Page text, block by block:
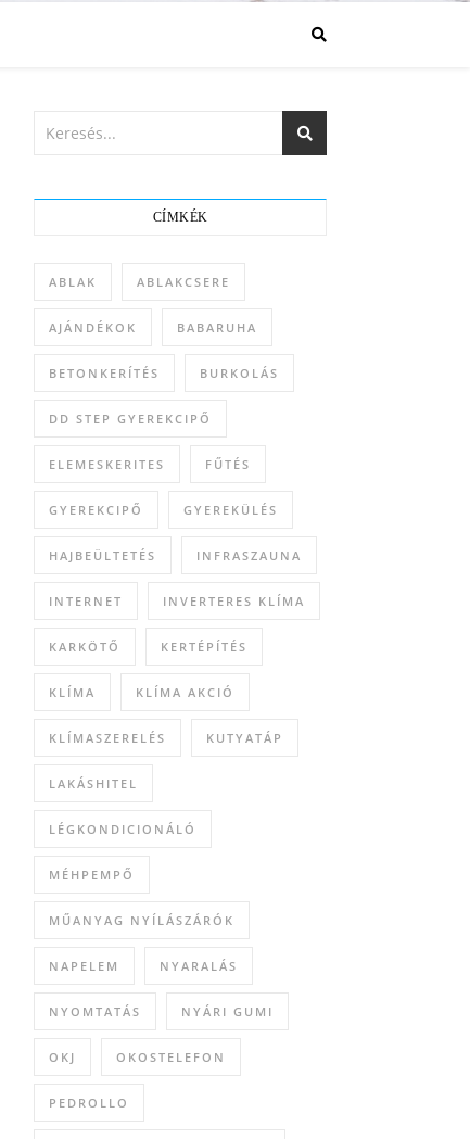
CÍMKÉK
ABLAK ABLAKCSERE
AJÁNDÉKOK BABARUHA
BETONKERÍTÉS BURKOLÁS
DD STEP GYEREKCIPŐ
ELEMESKERITES FŰTÉS
GYEREKCIPŐ GYEREKÜLÉS
HAJBEÜLTETÉS INFRASZAUNA
INTERNET INVERTERES KLÍMA
KARKÖTŐ KERTÉPÍTÉS
KLÍMA KLÍMA AKCIÓ
KLÍMASZERELÉS KUTYATÁP
LAKÁSHITEL
LÉGKONDICIONÁLÓ
MÉHPEMPŐ
MŰANYAG NYÍLÁSZÁRÓK
NAPELEM NYARALÁS
NYOMTATÁS NYÁRI GUMI
OKJ OKOSTELEFON
PEDROLLO